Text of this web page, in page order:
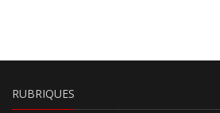
RUBRIQUES